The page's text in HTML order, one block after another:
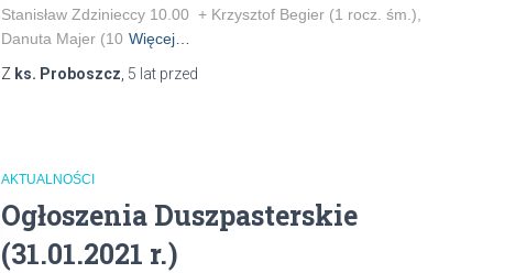
Stanisław Zdzinieccy 10.00 + Krzysztof Begier (1 rocz. śm.),
Danuta Majer (10 Więcej…
Z ks. Proboszcz 5 lat przed
AKTUALNOŚCI
Ogłoszenia Duszpasterskie
(31.01.2021 r.)